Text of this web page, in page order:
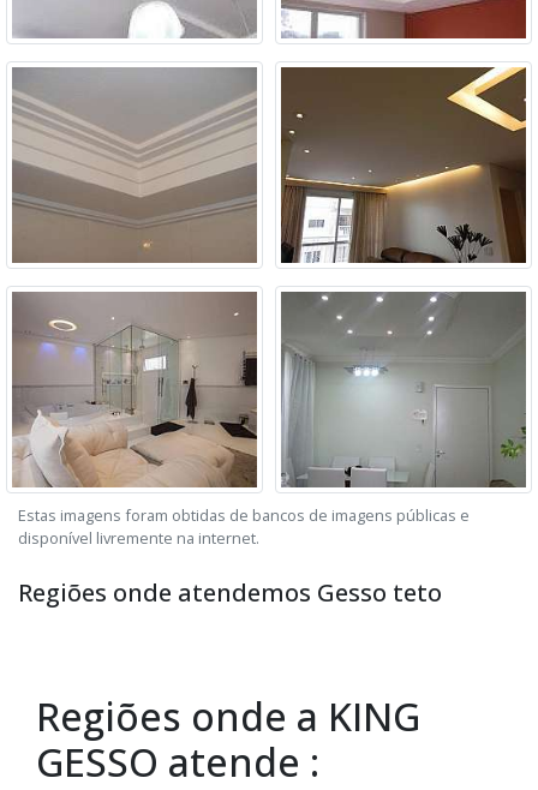
Estas imagens foram obtidas de bancos de imagens públicas e
disponível livremente na internet.
Regiões onde atendemos Gesso teto
Regiões onde a KING
GESSO atende :